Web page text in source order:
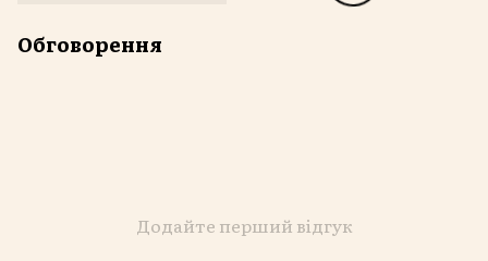
Обговорення
Додайте перший відгук